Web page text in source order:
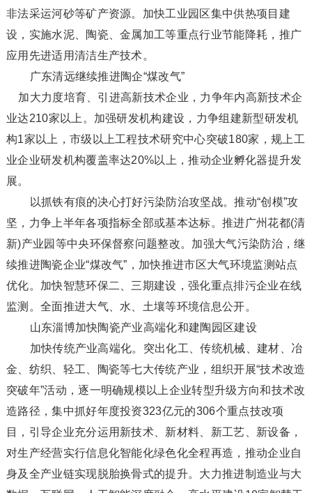
非法采运河砂等矿产资源。加快工业园区集中供热项目建
设，实施水泥、陶瓷、金属加工等重点行业节能降耗，推广
应用先进适用清洁生产技术。
广东清远继续推进陶企“煤改气”
加大力度培育、引进高新技术企业，力争年内高新技术企
业达210家以上。加强研发机构建设，力争组建新型研发机
构1家以上，市级以上工程技术研究中心突破180家，规上工
业企业研发机构覆盖率达20%以上，推动企业孵化器提升发
展。
以抓铁有痕的决心打好污染防治攻坚战。推动“创模”攻
坚，力争上半年各项指标全部或基本达标。推进广州花都(清
新)产业园等中央环保督察问题整改。加强大气污染防治，继
续推进陶瓷企业“煤改气”，加快推进市区大气环境监测站点
优化。加快智慧环保二、三期建设，强化重点排污企业在线
监测。全面推进大气、水、土壤等环境信息公开。
山东淄博加快陶瓷产业高端化和建陶园区建设
加快传统产业高端化。突出化工、传统机械、建材、冶
金、纺织、轻工、陶瓷等七大传统产业，组织开展“技术改造
突破年”活动，逐一明确规模以上企业转型升级方向和技术改
造路径，集中抓好年度投资323亿元的306个重点技改项
目，引导企业充分运用新技术、新材料、新工艺、新设备，
对生产经营实行信息化智能化绿色化全程再造，推动企业自
身及全产业链实现脱胎换骨式的提升。大力推进制造业与大